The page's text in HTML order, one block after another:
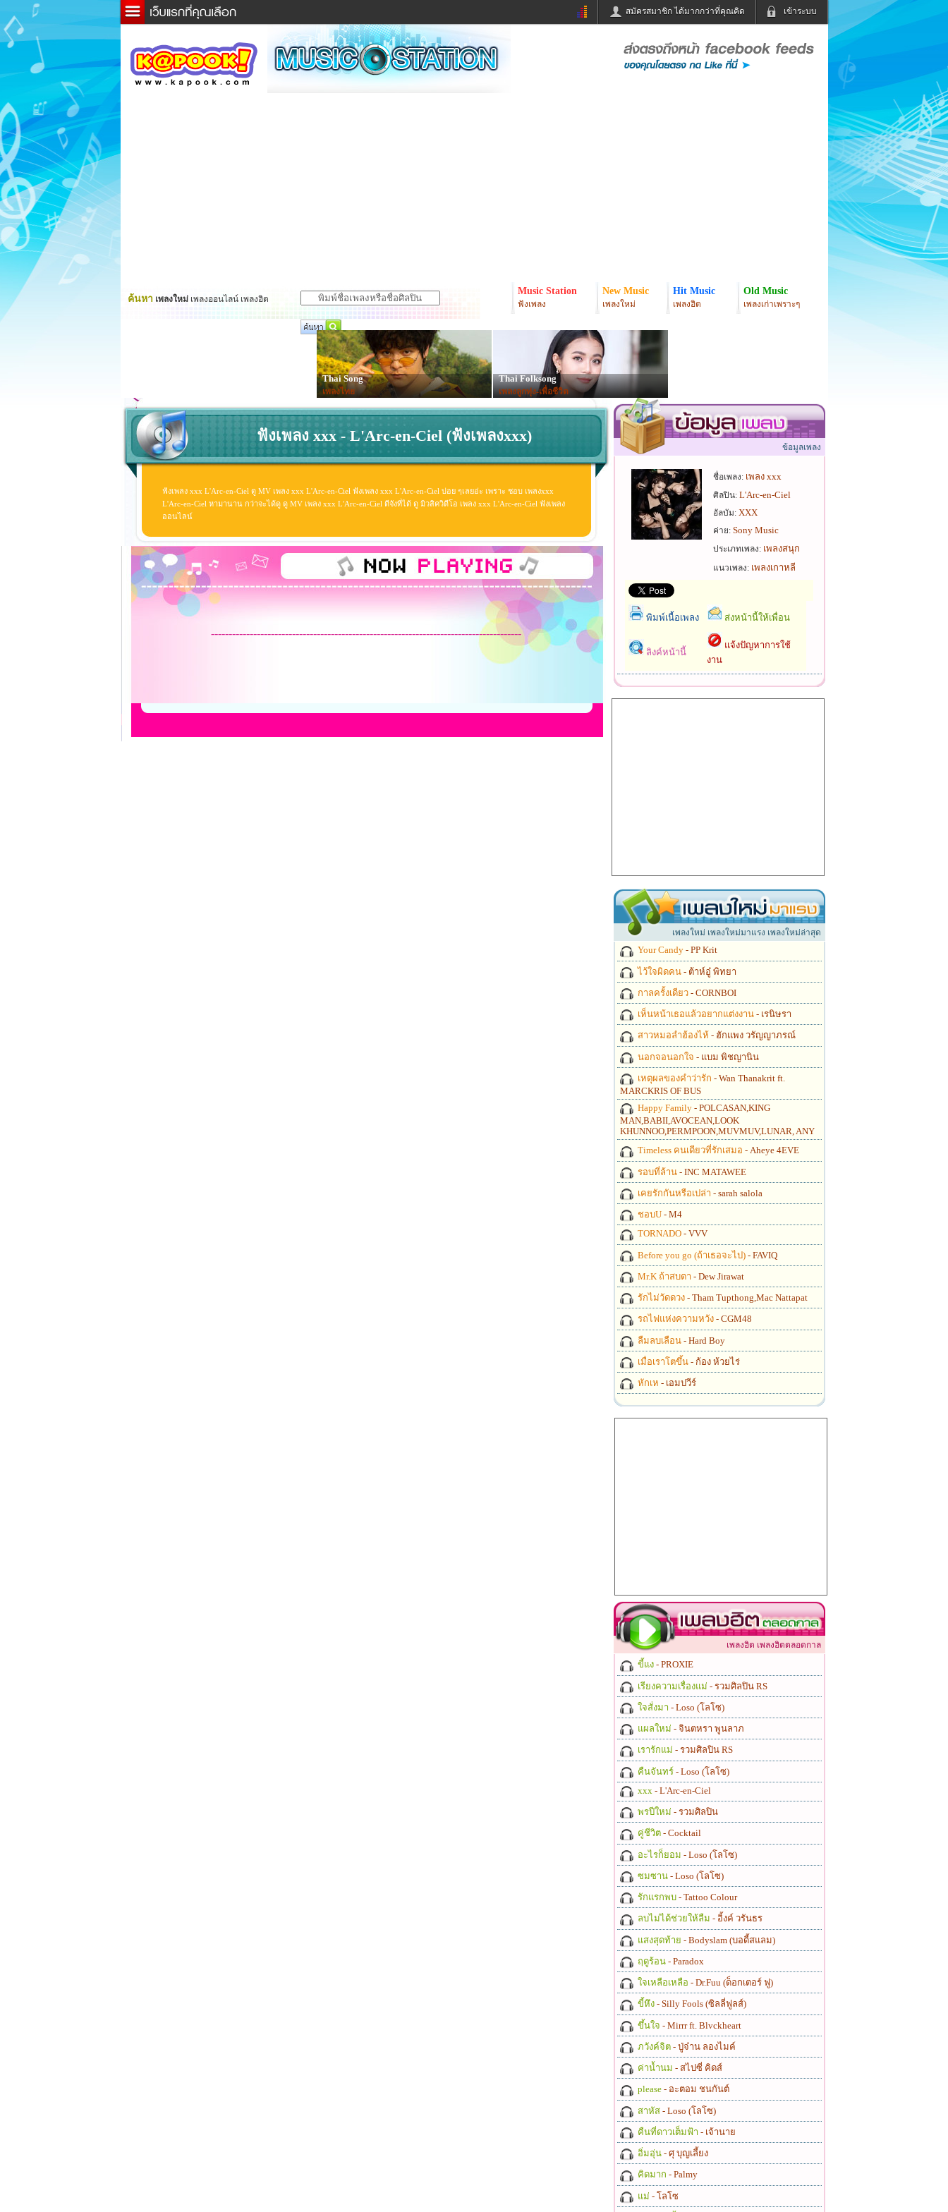
เข้าระบบ
สมัครสมาชิก ได้มากกว่าที่คุณคิด
ข่าวด่วน ข่าวสั้น
ละคร
หนังใหม่
ฟังวิทยุออนไลน์
หมากรุกไทย
Email
ค้นหา เพลงใหม่ เพลงออนไลน์ เพลงฮิต
Music Station
ฟังเพลง
New Music
เพลงใหม่
Hit Music
เพลงฮิต
Old Music
เพลงเก่าเพราะๆ
Thai Song
เพลงไทย
Thai Folksong
เพลงลูกทุ่ง-เพื่อชีวิต
ฟังเพลง xxx - L'Arc-en-Ciel (ฟังเพลงxxx)
ฟังเพลง xxx L'Arc-en-Ciel ดู MV เพลง xxx L'Arc-en-Ciel ฟังเพลง xxx L'Arc-en-Ciel บ่อย ๆเลยอ่ะ เพราะ ชอบ เพลงxxx
L'Arc-en-Ciel หามานาน กว่าจะได้ดู ดู MV เพลง xxx L'Arc-en-Ciel ดีจังที่ได้ ดู มิวสิควิดีโอ เพลง xxx L'Arc-en-Ciel ฟังเพลง
ออนไลน์
----------------------------------------------------------------------------------------
ข้อมูลเพลง
ชื่อเพลง: เพลง xxx
ศิลปิน: L'Arc-en-Ciel
อัลบัม: XXX
ค่าย: Sony Music
ประเภทเพลง: เพลงสนุก
แนวเพลง: เพลงเกาหลี
พิมพ์เนื้อเพลง ส่งหน้านี้ให้เพื่อน
ลิงค์หน้านี้
แจ้งปัญหาการใช้
งาน
เพลงใหม่ เพลงใหม่มาแรง เพลงใหม่ล่าสุด
Your Candy - PP Krit
ไว้ใจผิดคน - ต้าห์อู๋ พิทยา
กาลครั้งเดียว - CORNBOI
เห็นหน้าเธอแล้วอยากแต่งงาน - เรนิษรา
สาวหมอลำฮ้องไห้ - ฮักแพง วรัญญาภรณ์
นอกจอนอกใจ - แบม พิชญานิน
เหตุผลของคำว่ารัก - Wan Thanakrit ft.
MARCKRIS OF BUS
Happy Family - POLCASAN,KING
MAN,BABII,AVOCEAN,LOOK
KHUNNOO,PERMPOON,MUVMUV,LUNAR, ANY
Timeless คนเดียวที่รักเสมอ - Aheye 4EVE
รอบที่ล้าน - INC MATAWEE
เคยรักกันหรือเปล่า - sarah salola
ชอบU - M4
TORNADO - VVV
Before you go (ถ้าเธอจะไป) - FAVIQ
Mr.K ถ้าสบตา - Dew Jirawat
รักไม่วัดดวง - Tham Tupthong,Mac Nattapat
รถไฟแห่งความหวัง - CGM48
ลืมลบเลือน - Hard Boy
เมื่อเราโตขึ้น - ก้อง ห้วยไร่
หักเห - เอมปวีร์
เพลงฮิต เพลงฮิตตลอดกาล
ขี้แง - PROXIE
เรียงความเรื่องแม่ - รวมศิลปิน RS
ใจสั่งมา - Loso (โลโซ)
แผลใหม่ - จินตหรา พูนลาภ
เรารักแม่ - รวมศิลปิน RS
คืนจันทร์ - Loso (โลโซ)
xxx - L'Arc-en-Ciel
พรปีใหม่ - รวมศิลปิน
คู่ชีวิต - Cocktail
อะไรก็ยอม - Loso (โลโซ)
ซมซาน - Loso (โลโซ)
รักแรกพบ - Tattoo Colour
ลบไม่ได้ช่วยให้ลืม - อิ้งค์ วรันธร
แสงสุดท้าย - Bodyslam (บอดี้สแลม)
ฤดูร้อน - Paradox
ใจเหลือเหลือ - Dr.Fuu (ด็อกเตอร์ ฟู)
ขี้หึง - Silly Fools (ซิลลี่ฟูลส์)
ขึ้นใจ - Mirrr ft. Blvckheart
ภวังค์จิต - ปู่จ๋าน ลองไมค์
ค่าน้ำนม - สไปซี่ คิดส์
please - อะตอม ชนกันต์
สาหัส - Loso (โลโซ)
คืนที่ดาวเต็มฟ้า - เจ้านาย
อิ่มอุ่น - ศุ บุญเลี้ยง
คิดมาก - Palmy
แม่ - โลโซ